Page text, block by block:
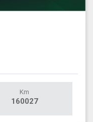
Km
160027